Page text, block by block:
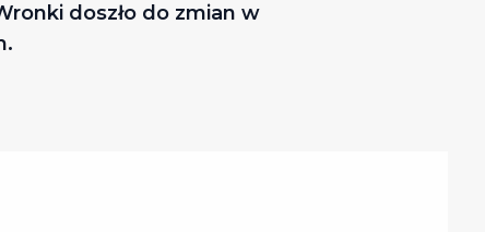
doszło do zmian w